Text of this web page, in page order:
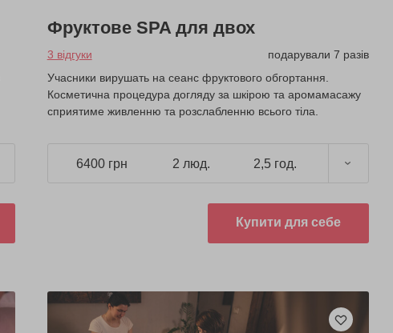
Фруктове SPA для двох
3 відгуки
подарували 7 разів
Учасники вирушать на сеанс фруктового обгортання.
Косметична процедура догляду за шкірою та аромамасажу
сприятиме живленню та розслабленню всього тіла.
6400 грн 2 люд. 2,5 год.
Купити для себе